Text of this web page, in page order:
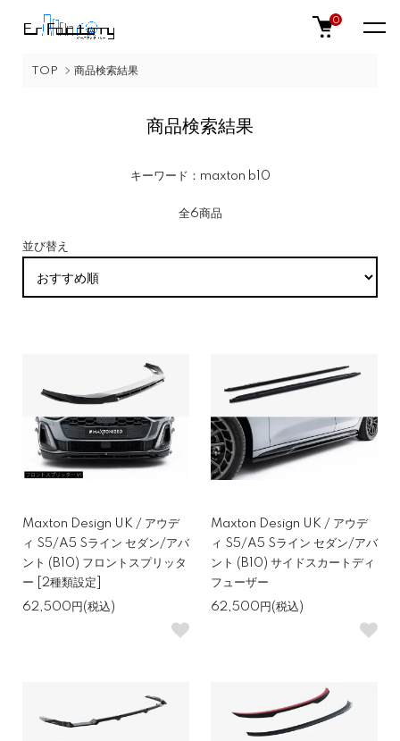
0
TOP 商品検索結果
商品検索結果
キーワード：maxton b10
全6商品
並び替え
Maxton Design UK / アウデ
ィ S5/A5 Sライン セダン/アバ
ント (B10) フロントスプリッタ
ー [2種類設定]
62,500円(税込)
Maxton Design UK / アウデ
ィ S5/A5 Sライン セダン/アバ
ント (B10) サイドスカートディ
フューザー
62,500円(税込)